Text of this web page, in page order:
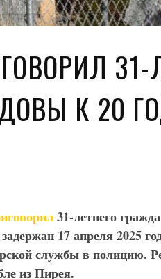
31-
К 20
31-летнего
17 апреля 2025
службы в полицию.
из Пирея.